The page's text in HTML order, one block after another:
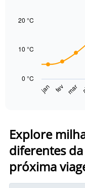
Range:
150.
with
has
categories.
Range:
14
categories.
The
jan fev mar
0 °C
10 °C
20 °C
Explore
diferentes
próxima